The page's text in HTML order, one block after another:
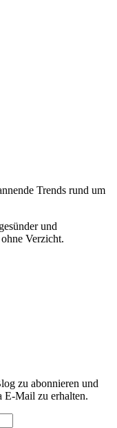
Trends rund um
und
Verzicht.
zu abonnieren und
E-Mail zu erhalten.